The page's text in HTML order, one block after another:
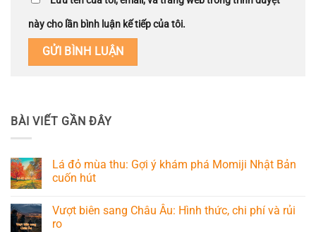
này cho lần bình luận kế tiếp của tôi.
BÀI VIẾT GẦN ĐÂY
Lá đỏ mùa thu: Gợi ý khám phá Momiji Nhật Bản
cuốn hút
Vượt biên sang Châu Âu: Hình thức, chi phí và rủi
ro